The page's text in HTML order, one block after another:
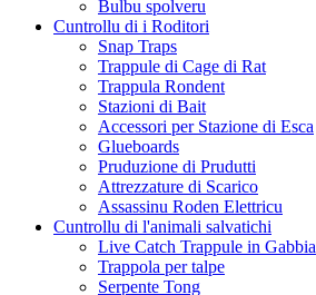
Bulbu spolveru
Cuntrollu di i Roditori
Snap Traps
Trappule di Cage di Rat
Trappula Rondent
Stazioni di Bait
Accessori per Stazione di Esca
Glueboards
Pruduzione di Prudutti
Attrezzature di Scarico
Assassinu Roden Elettricu
Cuntrollu di l'animali salvatichi
Live Catch Trappule in Gabbia
Trappola per talpe
Serpente Tong